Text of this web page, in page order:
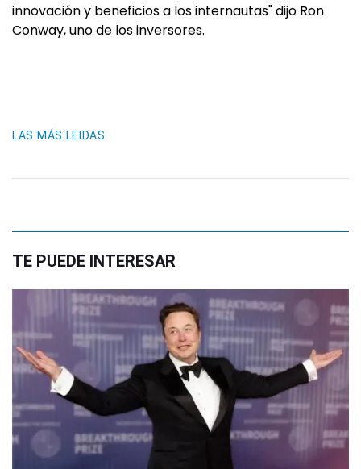
innovación y beneficios a los internautas" dijo Ron
Conway, uno de los inversores.
LAS MÁS LEIDAS
TE PUEDE INTERESAR